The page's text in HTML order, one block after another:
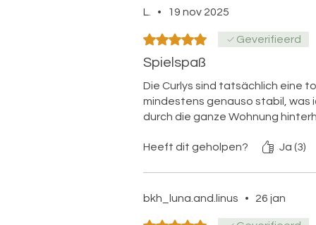
L. • 19 nov 2025
Beoordeeld met 5 uit 5 sterren.
Geverifieerd
Spielspaß
Die Curlys sind tatsächlich eine
mindestens genauso stabil, was
durch die ganze Wohnung
Heeft dit geholpen? Ja (3)
bkh_luna.and.linus • 26 jan